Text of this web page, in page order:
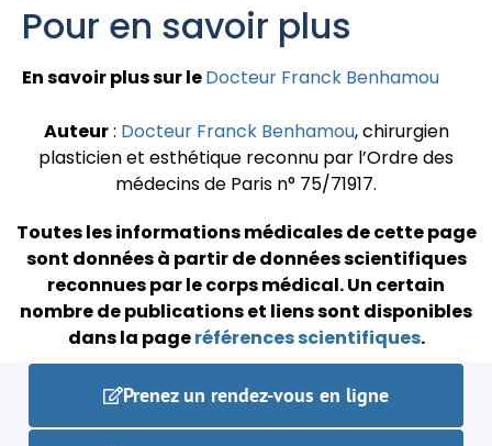
Pour en savoir plus
En savoir plus sur leDocteur Franck Benhamou
Auteur: Docteur Franck Benhamou, chirurgien
plasticien et esthétique reconnu par l’Ordre des
médecins de Paris n° 75/71917.
Toutes les informations médicales de cette page
sont données à partir de données scientifiques
reconnues par le corps médical.Un certain
nombre de publications et liens sont disponibles
dans la pageréférences scientifiques.
Prenez un rendez-vous en ligne